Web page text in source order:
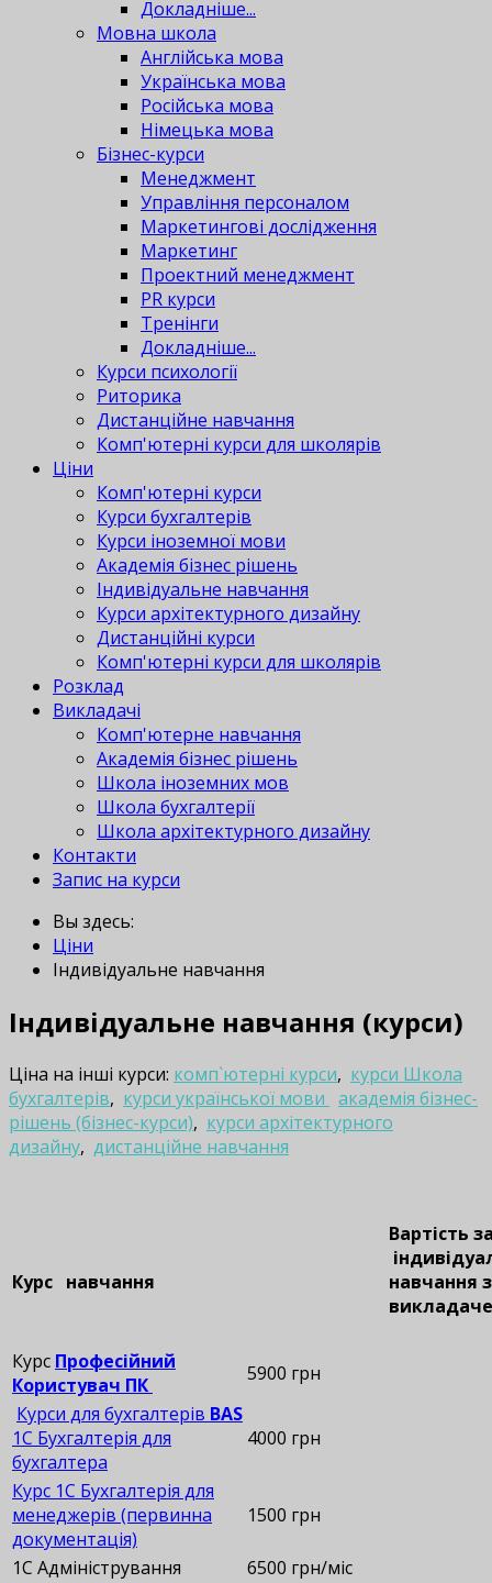
Докладніше...
Мовна школа
Англійська мова
Українська мова
Російська мова
Німецька мова
Бізнес-курси
Менеджмент
Управління персоналом
Маркетингові дослідження
Маркетинг
Проектний менеджмент
PR курси
Тренінги
Докладніше...
Курси психології
Риторика
Дистанційне навчання
Комп'ютерні курси для школярів
Ціни
Комп'ютерні курси
Курси бухгалтерів
Курси іноземної мови
Академія бізнес рішень
Індивідуальне навчання
Курси архітектурного дизайну
Дистанційні курси
Комп'ютерні курси для школярів
Розклад
Викладачі
Комп'ютерне навчання
Академія бізнес рішень
Школа іноземних мов
Школа бухгалтерії
Школа архітектурного дизайну
Контакти
Запис на курси
Вы здесь:
Ціни
Індивідуальне навчання
Індивідуальне навчання (курси)
Ціна на інші курси: комп`ютерні курси, курси Школа
бухгалтерів, курси української мови академія бізнес-
рішень (бізнес-курси), курси архітектурного
дизайну, дистанційне навчання
Курс навчання
Вартість
навчання з
Курс Професійний
Користувач ПК
5900 грн
Курси для бухгалтерів BAS
1С Бухгалтерія для
бухгалтера
4000 грн
Курс 1С Бухгалтерія для
менеджерів (первинна
документація)
1500 грн
1С Адміністрування
6500 грн/міс